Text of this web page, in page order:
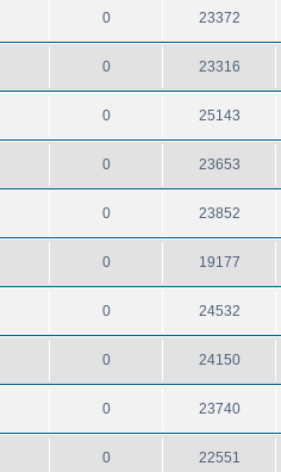
0 23372
0 23316
0 25143
0 23653
0 23852
0 19177
0 24532
0 24150
0 23740
0 22551